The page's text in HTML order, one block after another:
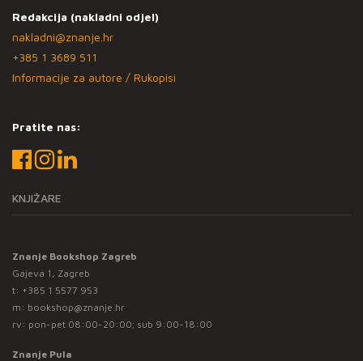
Redakcija (nakladni odjel)
nakladni@znanje.hr
+385 1 3689 511
Informacije za autore / Rukopisi
Pratite nas:
KNJIŽARE
Znanje Bookshop Zagreb
Gajeva 1, Zagreb
t: +385 1 5577 953
m: bookshop@znanje.hr
rv: pon-pet 08:00-20:00; sub 9:00-18:00
Znanje Pula